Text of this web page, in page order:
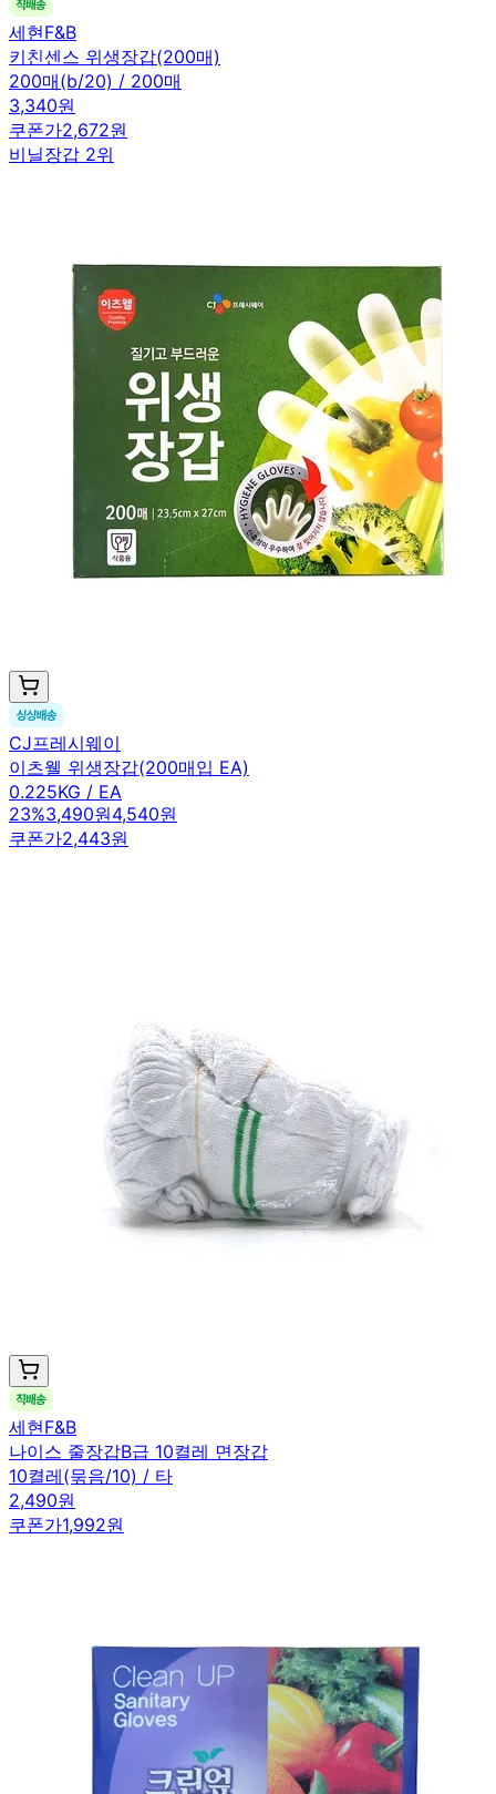
세현F&B
키친센스 위생장갑(200매)
200매(b/20) / 200매
3,340원
쿠폰가2,672원
비닐장갑 2위
CJ프레시웨이
이츠웰 위생장갑(200매입 EA)
0.225KG / EA
23%3,490원4,540원
쿠폰가2,443원
세현F&B
나이스 줄장갑B급 10켤레 면장갑
10켤레(묶음/10) / 타
2,490원
쿠폰가1,992원